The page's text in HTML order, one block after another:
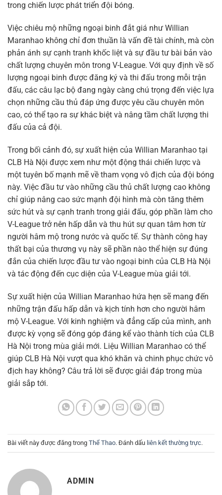
trong chiến lược phát triển đội bóng.
Việc chiêu mộ những ngoại binh đắt giá như Willian
Maranhao không chỉ đơn thuần là vấn đề tài chính, mà còn
phản ánh sự cạnh tranh khốc liệt và sự đầu tư bài bản vào
chất lượng chuyên môn trong V-League. Với quy định về số
lượng ngoại binh được đăng ký và thi đấu trong mỗi trận
đấu, các câu lạc bộ đang ngày càng chú trọng đến việc lựa
chọn những cầu thủ đáp ứng được yêu cầu chuyên môn
cao, có thể tạo ra sự khác biệt và nâng tầm chất lượng thi
đấu của cả đội.
Trong bối cảnh đó, sự xuất hiện của Willian Maranhao tại
CLB Hà Nội được xem như một động thái chiến lược và
một tuyên bố mạnh mẽ về tham vọng vô địch của đội bóng
này. Việc đầu tư vào những cầu thủ chất lượng cao không
chỉ giúp nâng cao sức mạnh đội hình mà còn tăng thêm
sức hút và sự cạnh tranh trong giải đấu, góp phần làm cho
V-League trở nên hấp dẫn và thu hút sự quan tâm hơn từ
người hâm mộ trong nước và quốc tế. Sự thành công hay
thất bại của thương vụ này sẽ phần nào thể hiện sự đúng
đắn của chiến lược đầu tư vào ngoại binh của CLB Hà Nội
và tác động đến cục diện của V-League mùa giải tới.
Sự xuất hiện của Willian Maranhao hứa hẹn sẽ mang đến
những trận đấu hấp dẫn và kịch tính hơn cho người hâm
mộ V-League. Với kinh nghiệm và đẳng cấp của mình, anh
được kỳ vọng sẽ đóng góp đáng kể vào thành tích của CLB
Hà Nội trong mùa giải mới. Liệu Willian Maranhao có thể
giúp CLB Hà Nội vượt qua khó khăn và chinh phục chức vô
địch hay không? Câu trả lời sẽ được giải đáp trong mùa
giải sắp tới.
Bài viết này được đăng trong Thể Thao. Đánh dấu liên kết thường trực.
ADMIN